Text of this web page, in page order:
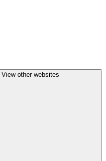
View other websites